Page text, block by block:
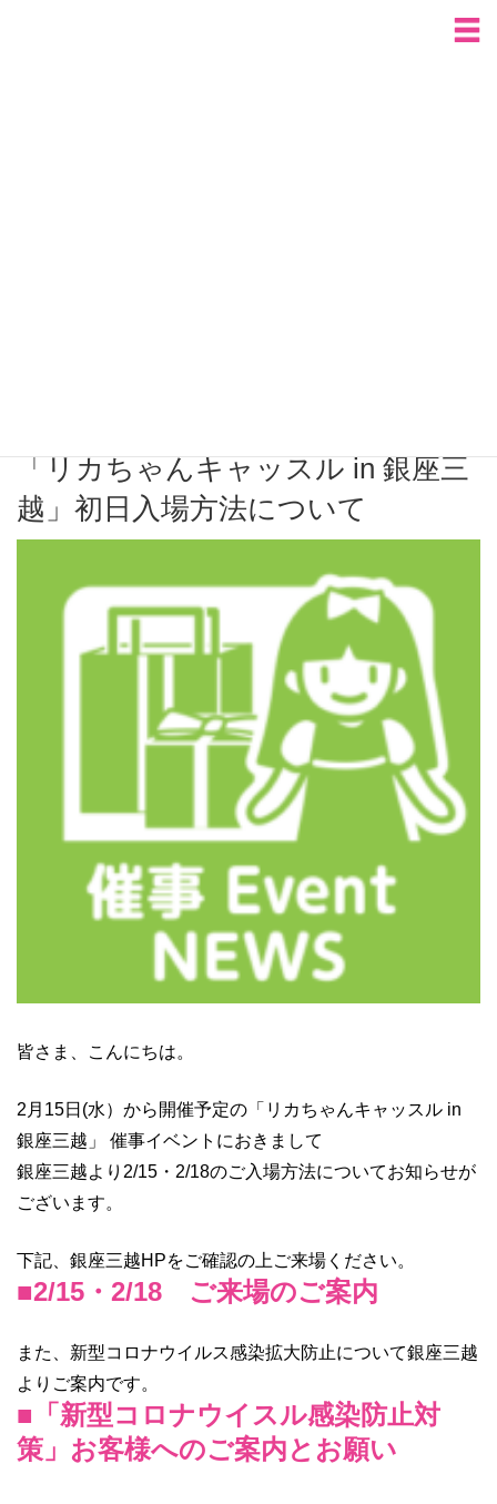
「リカちゃんキャッスル in 銀座三
越」初日入場方法について
皆さま、こんにちは。
2月15日(水）から開催予定の「リカちゃんキャッスル in
銀座三越 」 催事イベントにおきまして
銀座三越より2/15・2/18のご入場方法についてお知らせが
ございます。
下記、銀座三越HPをご確認の上ご来場ください。
■2/15・2/18 ご来場のご案内
また、新型コロナウイルス感染拡大防止について銀座三越
よりご案内です。
■「新型コロナウイスル感染防止対
策」お客様へのご案内とお願い